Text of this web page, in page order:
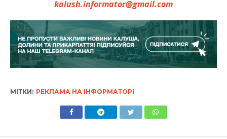
kalush.informator@gmail.com
МІТКИ: РЕКЛАМА НА ІНФОРМАТОРІ